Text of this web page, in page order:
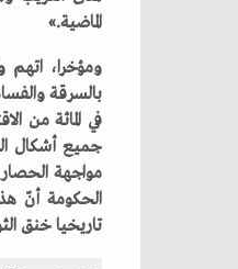
‬الماضية‮»‬‭.‬
‬تاريخيا‭ ‬خنق‭ ‬الثورة‭ ‬الكوبية‮»‬‭.‬